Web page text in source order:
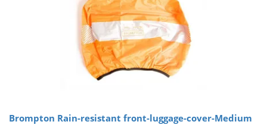
Brompton Rain-resistant front-luggage-cover-Medium